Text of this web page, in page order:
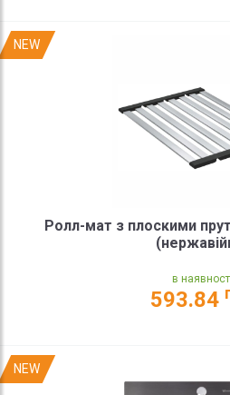
NEW
Ролл-мат з плоскими
в
593.84
NEW